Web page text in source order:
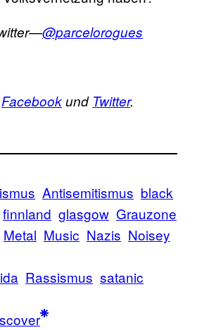
@parcelorogues
Facebookund Twitter.
Antisemitismus black
finnland glasgow Grauzone
Metal Music Nazis Noisey
Rassismus satanic